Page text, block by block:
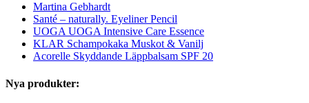
Martina Gebhardt
Santé – naturally. Eyeliner Pencil
UOGA UOGA Intensive Care Essence
KLAR Schampokaka Muskot & Vanilj
Acorelle Skyddande Läppbalsam SPF 20
Nya produkter: